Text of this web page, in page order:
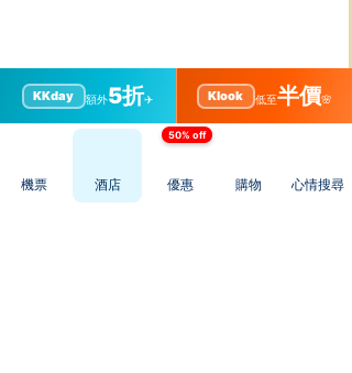
KKday 額外5折✈️ Klook 低至半價🌸
機票 酒店
50% off
優惠 購物 心情搜尋